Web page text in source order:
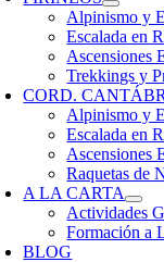
Alpinismo y
Escalada en
Ascensiones
Trekkings y
CORD.
Alpinismo y
Escalada en
Ascensiones
Raquetas de
A LA CARTA
Actividades
Formación a
BLOG